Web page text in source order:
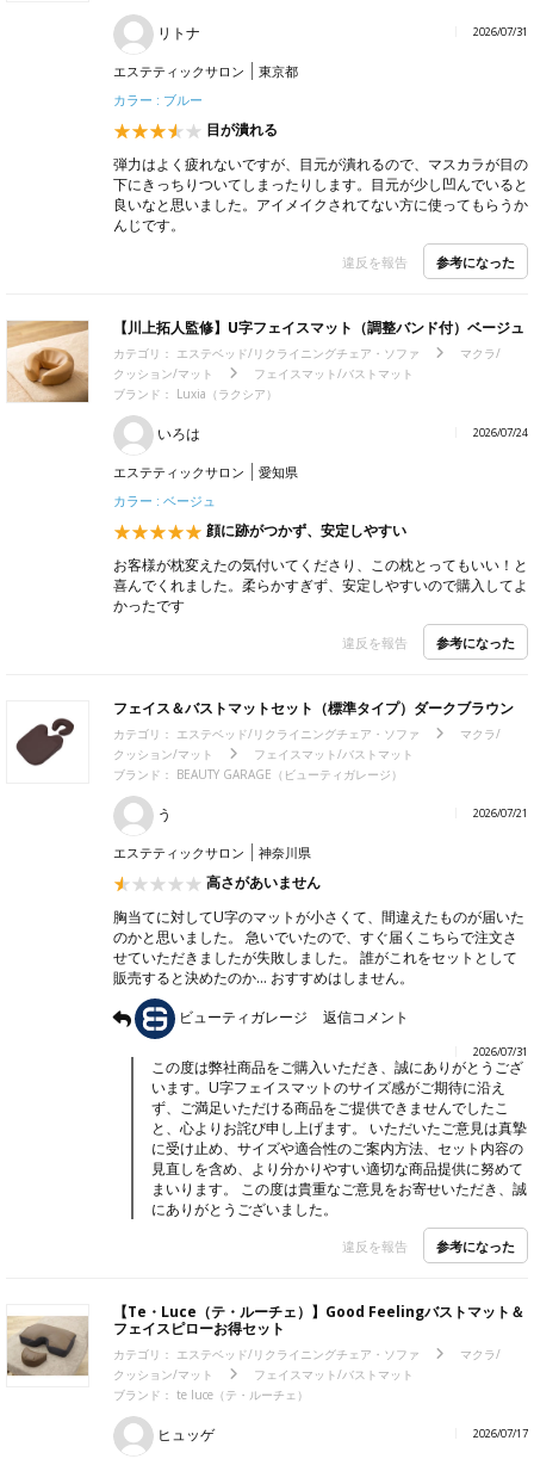
リトナ 2026/07/31
エステティックサロン
東京都
カラー : ブルー
目が潰れる
弾力はよく疲れないですが、目元が潰れるので、マスカラが目の
下にきっちりついてしまったりします。目元が少し凹んでいると
良いなと思いました。アイメイクされてない方に使ってもらうか
んじです。
違反を報告 参考になった
【川上拓人監修】U字フェイスマット（調整バンド付）ベージュ
カテゴリ： エステベッド/リクライニングチェア・ソファ
マクラ/
クッション/マット
フェイスマット/バストマット
ブランド： Luxia（ラクシア）
いろは 2026/07/24
エステティックサロン
愛知県
カラー : ベージュ
顔に跡がつかず、安定しやすい
お客様が枕変えたの気付いてくださり、この枕とってもいい！と
喜んでくれました。柔らかすぎず、安定しやすいので購入してよ
かったです
違反を報告 参考になった
フェイス＆バストマットセット（標準タイプ）ダークブラウン
カテゴリ： エステベッド/リクライニングチェア・ソファ
マクラ/
クッション/マット
フェイスマット/バストマット
ブランド： BEAUTY GARAGE（ビューティガレージ）
う 2026/07/21
エステティックサロン 神奈川県
高さがあいません
胸当てに対してU字のマットが小さくて、間違えたものが届いた
のかと思いました。 急いでいたので、すぐ届くこちらで注文さ
せていただきましたが失敗しました。 誰がこれをセットとして
販売すると決めたのか… おすすめはしません。
ビューティガレージ
返信コメント
2026/07/31
この度は弊社商品をご購入いただき、誠にありがとうござ
います。U字フェイスマットのサイズ感がご期待に沿え
ず、ご満足いただける商品をご提供できませんでしたこ
と、心よりお詫び申し上げます。 いただいたご意見は真摯
に受け止め、サイズや適合性のご案内方法、セット内容の
見直しを含め、より分かりやすい適切な商品提供に努めて
まいります。 この度は貴重なご意見をお寄せいただき、誠
にありがとうございました。
違反を報告 参考になった
【Te・Luce（テ・ルーチェ）】Good Feelingバストマット＆
フェイスピローお得セット
カテゴリ： エステベッド/リクライニングチェア・ソファ
マクラ/
クッション/マット
フェイスマット/バストマット
ブランド： te luce（テ・ルーチェ）
ヒュッゲ 2026/07/17